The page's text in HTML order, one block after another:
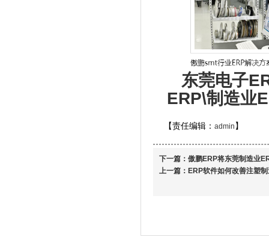
东莞电子
ERP\制造业
【责任编辑： admin 】
下一篇： 傲鹏ERP将东莞制造业
上一篇： ERP软件如何改善注塑